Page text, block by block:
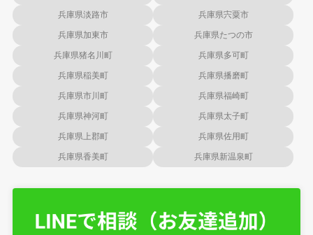
兵庫県淡路市 兵庫県宍粟市
兵庫県加東市 兵庫県たつの市
兵庫県猪名川町 兵庫県多可町
兵庫県稲美町 兵庫県播磨町
兵庫県市川町 兵庫県福崎町
兵庫県神河町 兵庫県太子町
兵庫県上郡町 兵庫県佐用町
兵庫県香美町 兵庫県新温泉町